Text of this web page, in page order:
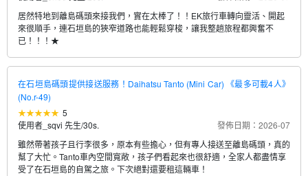
居然特地到離島碼頭來接我們，實在太棒了！！EK旅行車轉向靈活、開起
來很順手，連石垣島的狹窄道路也能輕鬆穿梭，讓我整趟旅程都興奮不
已！！！★
在石垣島碼頭提供接送服務！Daihatsu Tanto (Mini Car) 《最多可載4人》
(No.r-49)
5
使用者_sqvi 先生/30s.
發佈日期：2026-07
雖然帶著孩子且行李很多，原本有些擔心，但有專人接送至離島碼頭，真的
幫了大忙。Tanto車內空間寬敞，孩子們看起來也很舒適，全家人都盡情享
受了在石垣島的自駕之旅。下次絕對還要租這輛車！